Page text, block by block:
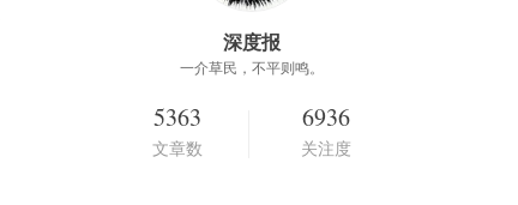
深度报
一介草民，不平则鸣。
5363
文章数
6936
关注度